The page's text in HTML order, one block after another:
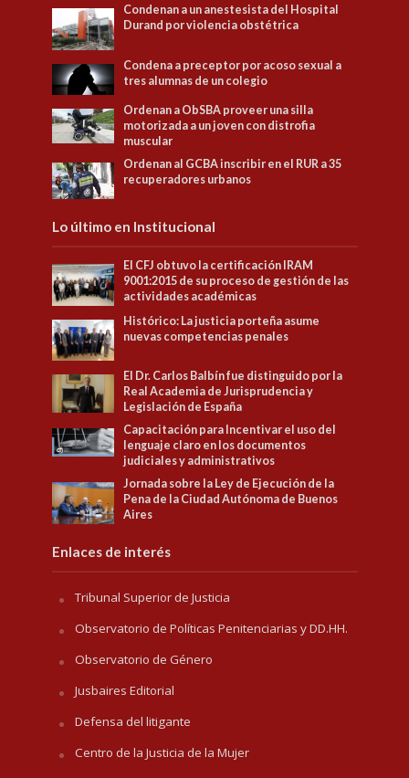
Condenan a un anestesista del Hospital
Durand por violencia obstétrica
Condena a preceptor por acoso sexual a
tres alumnas de un colegio
Ordenan a ObSBA proveer una silla
motorizada a un joven con distrofia
muscular
Ordenan al GCBA inscribir en el RUR a 35
recuperadores urbanos
Lo último en Institucional
El CFJ obtuvo la certificación IRAM
9001:2015 de su proceso de gestión de las
actividades académicas
Histórico: La justicia porteña asume
nuevas competencias penales
El Dr. Carlos Balbín fue distinguido por la
Real Academia de Jurisprudencia y
Legislación de España
Capacitación para Incentivar el uso del
lenguaje claro en los documentos
judiciales y administrativos
Jornada sobre la Ley de Ejecución de la
Pena de la Ciudad Autónoma de Buenos
Aires
Enlaces de interés
Tribunal Superior de Justicia
Observatorio de Políticas Penitenciarias y DD.HH.
Observatorio de Género
Jusbaires Editorial
Defensa del litigante
Centro de la Justicia de la Mujer